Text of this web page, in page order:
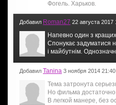
Фогель. Харьков.
Добавил Roman27 22 августа 2017
Напевно один з
Спонукає задуматися
і майбутнім.
Добавил Tanina 3 ноября 2014 21:40
Тема затронута
Но фильма
В легкой манере, без